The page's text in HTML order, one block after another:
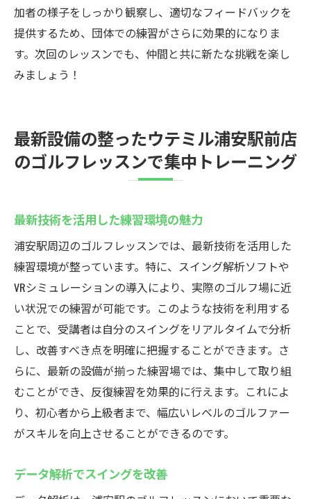
加者の様子をしっかり観察し、適切なフィードバックを
提供するため、団体での練習がさらに効果的になりま
す。次回のレッスンでも、仲間と共に新たな挑戦を楽し
みましょう！
最新設備の整ったウテミル浦安駅前店
のゴルフレッスンで集中トレーニング
最新技術を活用した練習環境の魅力
浦安駅周辺のゴルフレッスンでは、最新技術を活用した
練習環境が整っています。特に、スイング解析ソフトや
VRシミュレーションの導入により、実際のゴルフ場に近
い状況での練習が可能です。このような技術を利用する
ことで、受講者は自分のスイングをリアルタイムで分析
し、改善すべき点を明確に把握することができます。さ
らに、最新の設備が揃った練習場では、集中して取り組
むことができ、反復練習を効果的に行えます。これによ
り、初心者から上級者まで、幅広いレベルのゴルファー
がスキルを向上させることができるのです。
データ解析でスイングを改善